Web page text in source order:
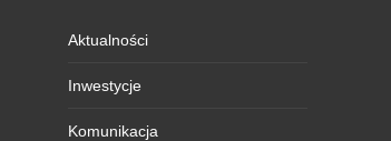
Aktualności
Inwestycje
Komunikacja